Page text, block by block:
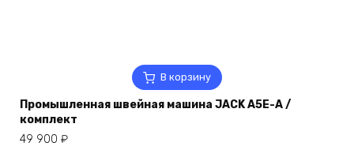
В корзину
Промышленная швейная машина JACK A5E-A /
комплект
49 900 ₽